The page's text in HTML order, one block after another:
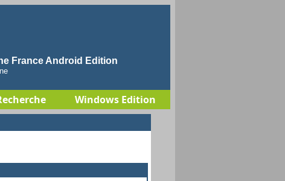
France Android Edition
Windows Edition